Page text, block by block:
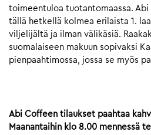
toimeentuloa tuotantomaassa.
tällä hetkellä kolmea erilaista 1.
viljelijältä ja ilman välikäsiä.
suomalaiseen makuun sopivaksi
pienpaahtimossa, jossa se myös
Abi Coffeen tilaukset paahtaa
Maanantaihin klo 8.00 mennessä